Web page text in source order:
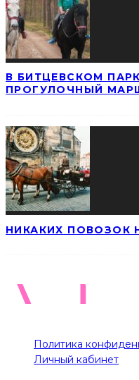
В БИТЦЕВСКОМ
ПРОГУЛОЧНЫЙ
НИКАКИХ ПОВОЗОК
Политика
Личный кабинет